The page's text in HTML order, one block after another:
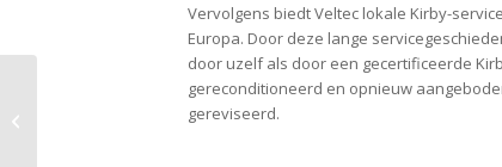
Vervolgens biedt Veltec lokale Kirby-
Europa. Door deze lange
door uzelf als door een gecertificeerde
gereconditioneerd en opnieuw
gereviseerd.